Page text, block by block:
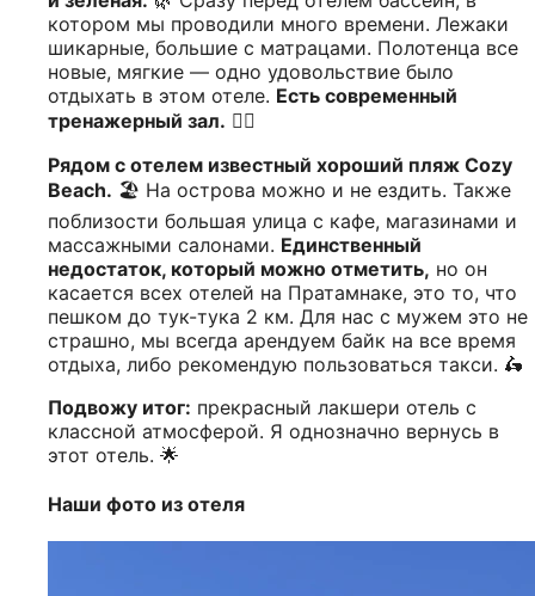
котором мы проводили много времени. Лежаки
шикарные, большие с матрацами. Полотенца все
новые, мягкие — одно удовольствие было
отдыхать в этом отеле. Есть современный
тренажерный зал. 🏋️‍♂️
Рядом с отелем известный хороший пляж Cozy
Beach. 🏖️ На острова можно и не ездить. Также
поблизости большая улица с кафе, магазинами и
массажными салонами. Единственный
недостаток, который можно отметить, но он
касается всех отелей на Пратамнаке, это то, что
пешком до тук-тука 2 км. Для нас с мужем это не
страшно, мы всегда арендуем байк на все время
отдыха, либо рекомендую пользоваться такси. 🛵
Подвожу итог: прекрасный лакшери отель с
классной атмосферой. Я однозначно вернусь в
этот отель. 🌟
Наши фото из отеля